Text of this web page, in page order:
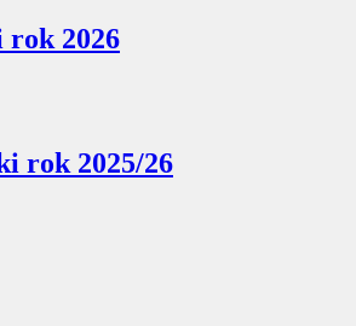
rok 2026
rok 2025/26